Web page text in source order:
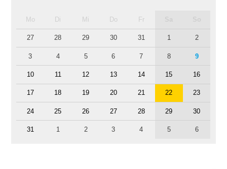
Mo Di Mi Do Fr
27 28 29 30 31 1 2
3 4 5 6 7 8 9
10 11 12 13 14 15 16
17 18 19 20 21 22 23
24 25 26 27 28 29 30
31 1 2 3 4 5 6